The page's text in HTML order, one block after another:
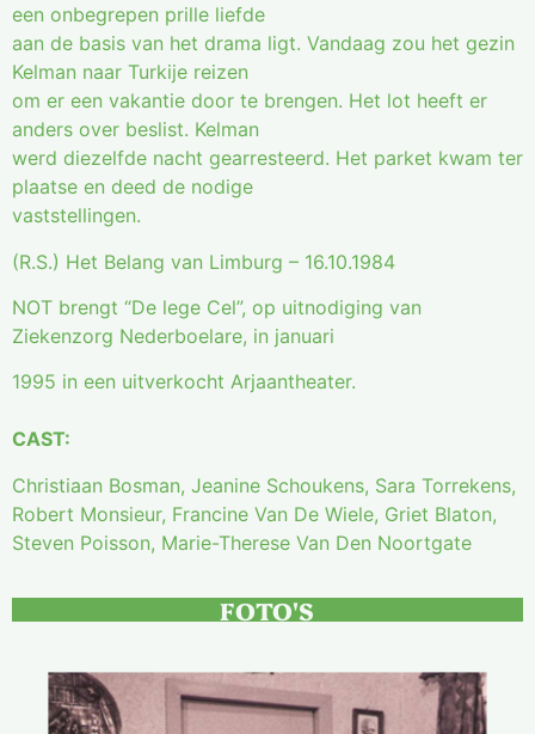
een onbegrepen prille liefde
aan de basis van het drama ligt. Vandaag zou het gezin
Kelman naar Turkije reizen
om er een vakantie door te brengen. Het lot heeft er
anders over beslist. Kelman
werd diezelfde nacht gearresteerd. Het parket kwam ter
plaatse en deed de nodige
vaststellingen.
(R.S.) Het Belang van Limburg – 16.10.1984
NOT brengt “De lege Cel”, op uitnodiging van
Ziekenzorg Nederboelare, in januari
1995 in een uitverkocht Arjaantheater.
CAST:
Christiaan Bosman, Jeanine Schoukens, Sara Torrekens,
Robert Monsieur, Francine Van De Wiele, Griet Blaton,
Steven Poisson, Marie-Therese Van Den Noortgate
FOTO'S